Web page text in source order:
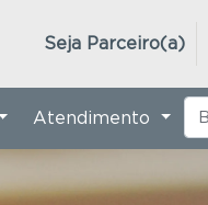
Seja Parceiro(a)
Atendimento